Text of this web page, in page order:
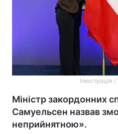
Ілюстрація /
Міністр закордонних
Самуельсен назвав
неприйнятною».